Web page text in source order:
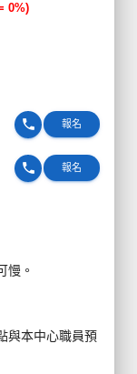
0%)
報名
phone
報名
phone
慢。
與本中心職員預